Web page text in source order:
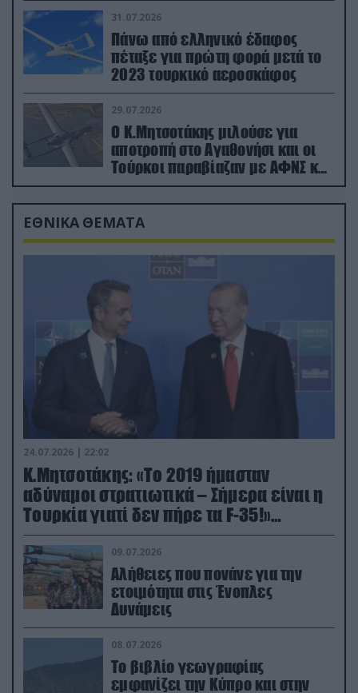
31.07.2026
Πάνω από ελληνικό έδαφος
πέταξε για πρώτη φορά μετά το
2023 τουρκικό αεροσκάφος
29.07.2026
Ο Κ.Μητσοτάκης μιλούσε για
αποτροπή στο Αγαθονήσι και οι
Τούρκοι παραβίαζαν με ΑΦΝΣ και
drone
ΕΘΝΙΚΑ ΘΕΜΑΤΑ
24.07.2026 | 22:02
Κ.Μητσοτάκης: «Το 2019 ήμασταν
αδύναμοι στρατιωτικά – Σήμερα είναι η
Τουρκία γιατί δεν πήρε τα F-35!»
(βίντεο)
09.07.2026
Αλήθειες που πονάνε για την
ετοιμότητα στις Ένοπλες
Δυνάμεις
08.07.2026
Το βιβλίο γεωγραφίας
εμφανίζει την Κύπρο και στην